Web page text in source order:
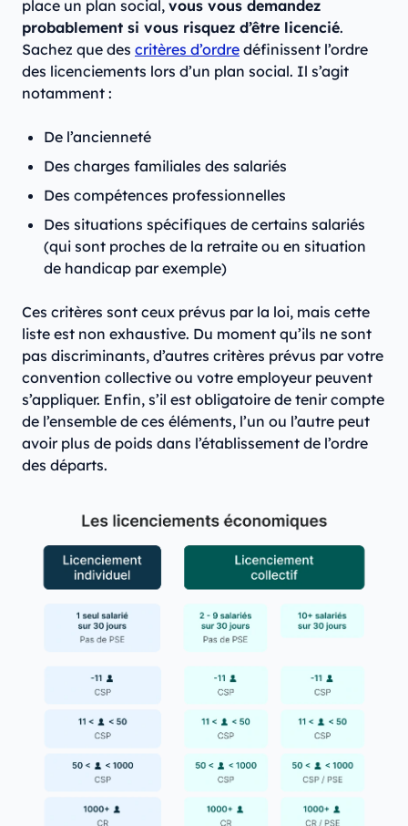
place un plan social, vous vous demandez
probablement si vous risquez d’être licencié.
Sachez que des critères d’ordre définissent l’ordre
des licenciements lors d’un plan social. Il s’agit
notamment :
De l’ancienneté
Des charges familiales des salariés
Des compétences professionnelles
Des situations spécifiques de certains salariés
(qui sont proches de la retraite ou en situation
de handicap par exemple)
Ces critères sont ceux prévus par la loi, mais cette
liste est non exhaustive. Du moment qu’ils ne sont
pas discriminants, d’autres critères prévus par votre
convention collective ou votre employeur peuvent
s’appliquer. Enfin, s’il est obligatoire de tenir compte
de l’ensemble de ces éléments, l’un ou l’autre peut
avoir plus de poids dans l’établissement de l’ordre
des départs.